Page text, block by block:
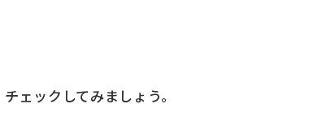
ェックしてみましょう。